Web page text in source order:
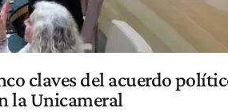
claves del acuerdo
la Unicameral